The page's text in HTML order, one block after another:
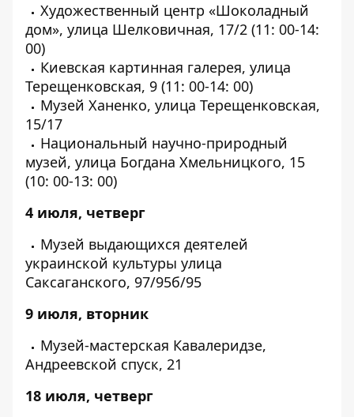
Художественный центр «Шоколадный
дом», улица Шелковичная, 17/2 (11: 00-14:
00)
Киевская картинная галерея, улица
Терещенковская, 9 (11: 00-14: 00)
Музей Ханенко, улица Терещенковская,
15/17
Национальный научно-природный
музей, улица Богдана Хмельницкого, 15
(10: 00-13: 00)
4 июля, четверг
Музей выдающихся деятелей
украинской культуры улица
Саксаганского, 97/95б/95
9 июля, вторник
Музей-мастерская Кавалеридзе,
Андреевской спуск, 21
18 июля, четверг